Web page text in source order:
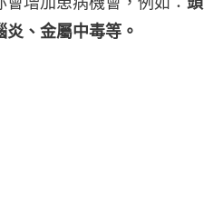
、金屬中毒等。